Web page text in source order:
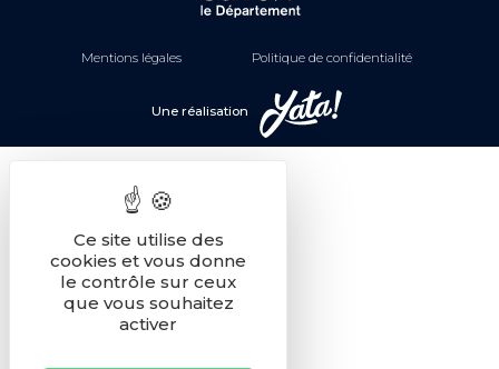
Mentions légales Politique de confidentialité
Une réalisation
Ce site utilise des
cookies et vous donne
le contrôle sur ceux
que vous souhaitez
activer